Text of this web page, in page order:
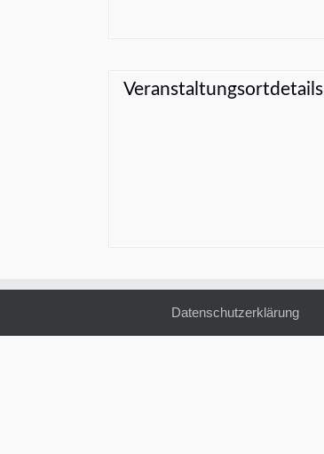
Veranstaltungsortdetails
Datenschutzerklärung